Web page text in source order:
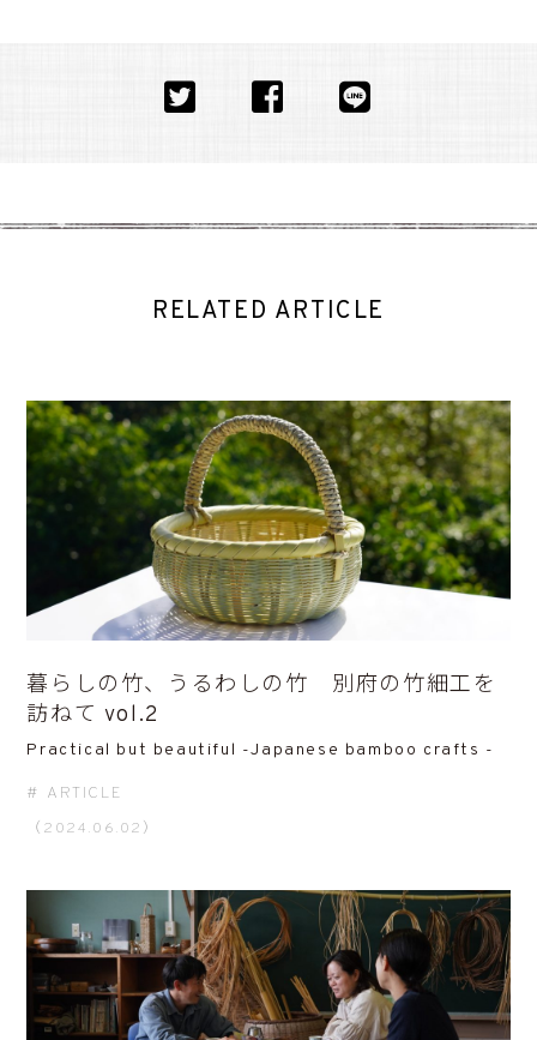
RELATED ARTICLE
暮らしの竹、うるわしの竹 別府の竹細工を
訪ねて vol.2
Practical but beautiful -Japanese bamboo crafts -
ARTICLE
（2024.06.02）